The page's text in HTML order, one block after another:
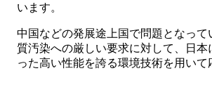
います。
中国などの発展途上国で問題となって
質汚染への厳しい要求に対して、日本
った高い性能を誇る環境技術を用いて